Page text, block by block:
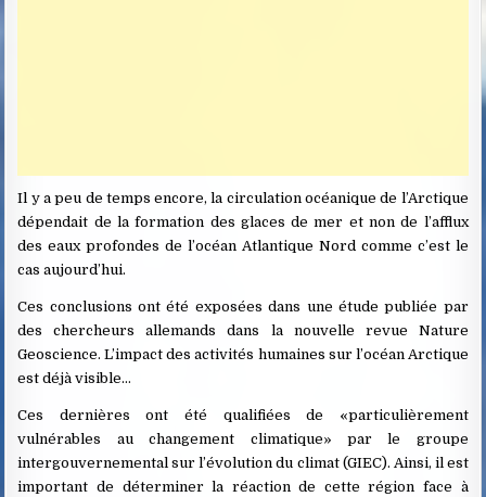
Il y a peu de temps encore, la circulation océanique de l’Arctique
dépendait de la formation des glaces de mer et non de l’afflux
des eaux profondes de l’océan Atlantique Nord comme c’est le
cas aujourd’hui.
Ces conclusions ont été exposées dans une étude publiée par
des chercheurs allemands dans la nouvelle revue Nature
Geoscience. L’impact des activités humaines sur l’océan Arctique
est déjà visible…
Ces dernières ont été qualifiées de «particulièrement
vulnérables au changement climatique» par le groupe
intergouvernemental sur l’évolution du climat (GIEC). Ainsi, il est
important de déterminer la réaction de cette région face à